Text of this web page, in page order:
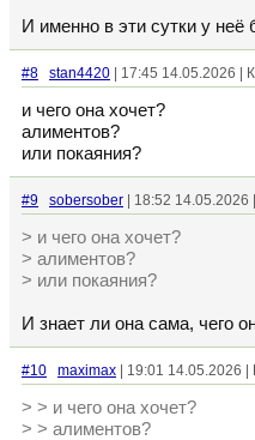
И именно в эти сутки у неё
#8 stan4420 | 17:45 14.05.2026 |
и чего она хочет?
алиментов?
или покаяния?
#9 sobersober | 18:52 14.05.2026
> и чего она хочет?
> алиментов?
> или покаяния?
И знает ли она сама, чего
#10 maximax | 19:01 14.05.2026 |
> > и чего она хочет?
> > алиментов?